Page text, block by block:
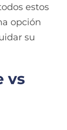
estos
opción
su
vs